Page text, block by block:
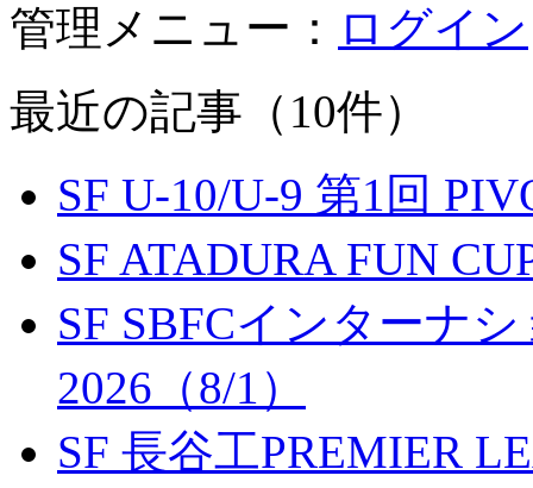
管理メニュー： ログイン
最近の記事（10件）
SF U-10/U-9 第1回
SF ATADURA FUN
SF SBFCインターナ
2026（8/1）
SF 長谷工PREMIER